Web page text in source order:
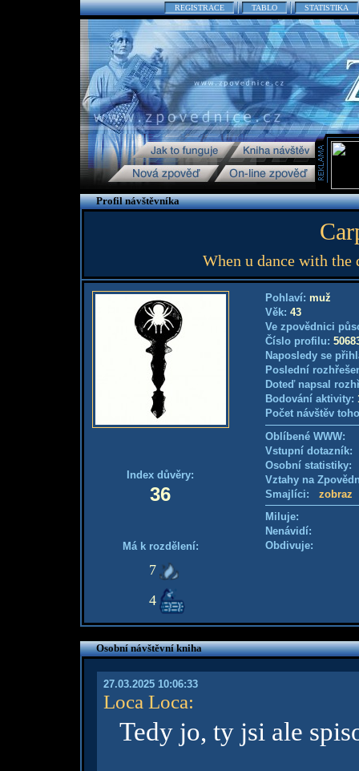
REGISTRACE TABLO STATISTIKA
Profil návštěvníka
When u dance with
Index důvěry:
36
Má k rozdělení:
7
4
Pohlaví: muž
Věk: 43
Ve zpovědnici
Číslo profilu:
Naposledy se
Poslední
Doteď napsal
Bodování aktivity:
Počet návštěv
Oblíbené WWW:
Vstupní
Osobní
Vztahy na
Smajlíci: zobraz
Miluje:
Nenávidí:
Obdivuje:
Osobní návštěvní kniha
27.03.2025 10:06:33
Loca Loca:
Tedy jo, ty jsi ale